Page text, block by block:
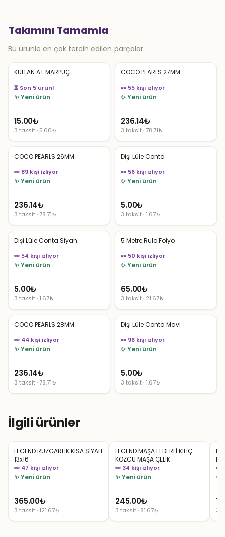
Takımını Tamamla
Bu ürünle en çok tercih edilen parçalar
KULLAN AT MARPUÇ
👀 54 kişi izliyor
✨ Yeni ürün
15.00₺
3 taksit · 5.00₺
COCO PEARLS 27MM
👀 55 kişi izliyor
✨ Yeni ürün
236.14₺
3 taksit · 78.71₺
COCO PEARLS 26MM
👀 89 kişi izliyor
✨ Yeni ürün
236.14₺
3 taksit · 78.71₺
Dişi Lüle Conta
👀 56 kişi izliyor
✨ Yeni ürün
5.00₺
3 taksit · 1.67₺
Dişi Lüle Conta Siyah
👀 54 kişi izliyor
✨ Yeni ürün
5.00₺
3 taksit · 1.67₺
5 Metre Rulo Folyo
👀 50 kişi izliyor
✨ Yeni ürün
65.00₺
3 taksit · 21.67₺
COCO PEARLS 28MM
👀 44 kişi izliyor
✨ Yeni ürün
236.14₺
3 taksit · 78.71₺
Dişi Lüle Conta Mavi
👀 96 kişi izliyor
✨ Yeni ürün
5.00₺
3 taksit · 1.67₺
İlgili ürünler
LEGEND RÜZGARLIK KISA SİYAH
13x16
👀 47 kişi izliyor
✨ Yeni ürün
365.00₺
3 taksit · 121.67₺
LEGEND MAŞA FEDERLİ KILIÇ
KÖZCÜ MAŞA ÇELİK
👀 34 kişi izliyor
✨ Yeni ürün
245.00₺
3 taksit · 81.67₺
👀
✨
3